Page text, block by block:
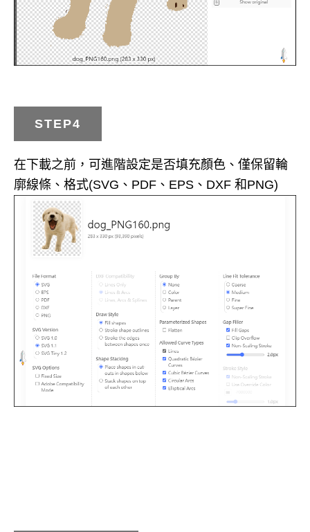
STEP4
在下載之前，可進階設定是否填充顏色、僅保留輪
廓線條、格式(SVG、PDF、EPS、DXF 和PNG)